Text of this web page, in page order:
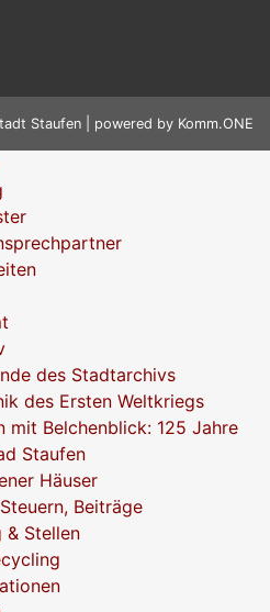
Staufen | powered by Komm.ONE
des Stadtarchivs
des Ersten Weltkriegs
mit Belchenblick: 125 Jahre
Staufen
Häuser
Beiträge
& Stellen